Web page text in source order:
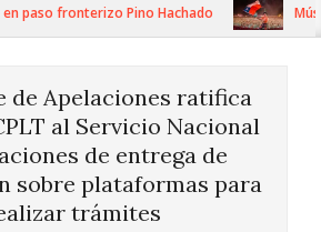
fronterizo Pino Hachado
de Apelaciones ratifica
al Servicio Nacional
de entrega de
sobre plataformas para
trámites